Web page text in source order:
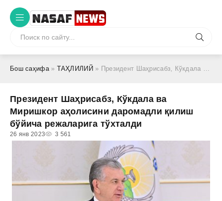
Бош саҳифа» ТАҲЛИЛИЙ » Президент Шаҳрисабз, Кўкдала ва Миришкор аҳолисини даромадли қилиш бўйича режаларига тўхталди
Президент Шаҳрисабз, Кўкдала ва
Миришкор аҳолисини даромадли қилиш
бўйича режаларига тўхталди
26 янв 2023 3 561